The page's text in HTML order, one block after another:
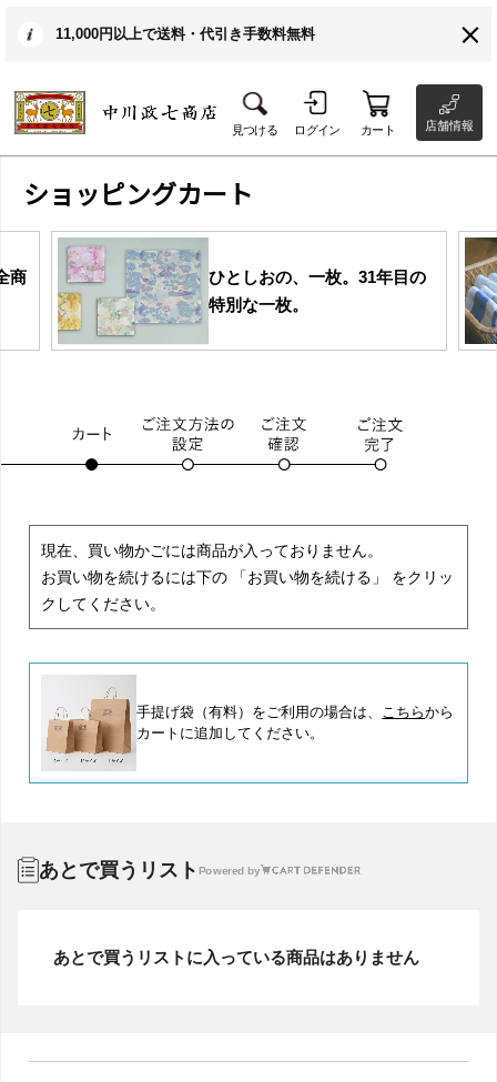
11,000円以上で送料・代引き手数料無料
見つける ログイン カート 店舗情報
ショッピングカート
商
ひとしおの、一枚。31年目の
特別な一枚。
現在、買い物かごには商品が入っておりません。
お買い物を続けるには下の 「お買い物を続ける」 をクリッ
クしてください。
手提げ袋（有料）をご利用の場合は、 こちらから
カートに追加してください。
あとで買うリスト Powered by
あとで買うリストに入っている商品はありません